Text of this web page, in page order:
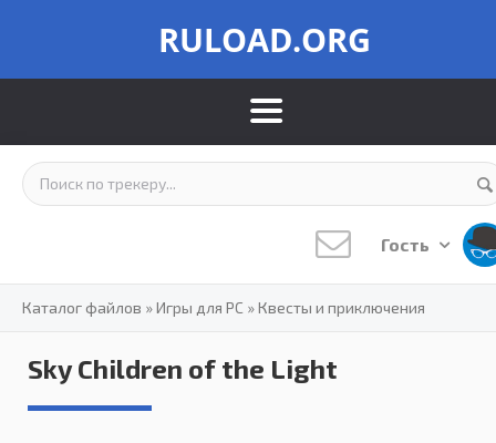
RULOAD.ORG
Гость
Каталог файлов »Игры для PC »Квесты и приключения
Sky Children of the Light